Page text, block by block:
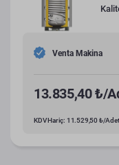
Venta Makina
13.835,40 ₺/
KDV Hariç: 11.529,50 ₺/Adet